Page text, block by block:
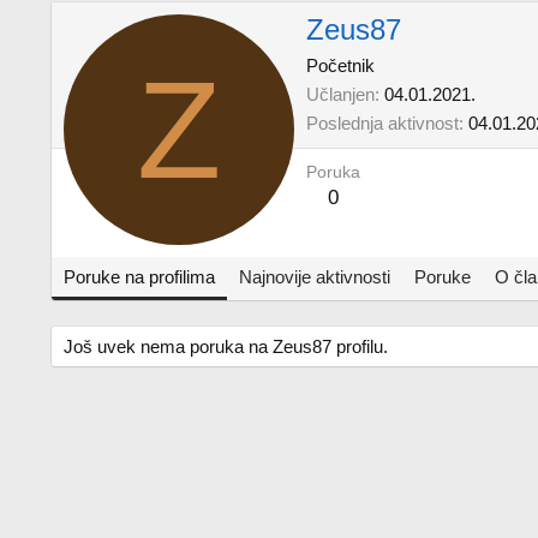
Z
Zeus87
Početnik
Učlanjen 04.01.2021.
Poslednja aktivnost
Poruka
0
Poruke na profilima Najnovije aktivnosti Poruke O
Još uvek nema poruka na Zeus87 profilu.